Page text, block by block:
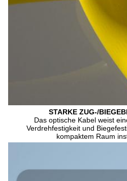
STARKE ZUG-/
Das optische Kabel weist
Verdrehfestigkeit und
kompaktem Raum